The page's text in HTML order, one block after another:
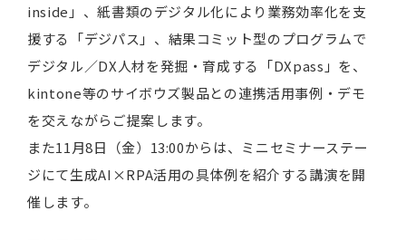
inside」、紙書類のデジタル化により業務効率化を支
援する「デジパス」、結果コミット型のプログラムで
デジタル／DX人材を発掘・育成する「DXpass」を、
kintone等のサイボウズ製品との連携活用事例・デモ
を交えながらご提案します。
また11月8日（金）13:00からは、ミニセミナーステー
ジにて生成AI×RPA活用の具体例を紹介する講演を開
催します。